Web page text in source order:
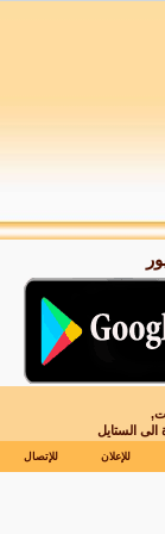
الى الستايل
للإعلان للإتصال